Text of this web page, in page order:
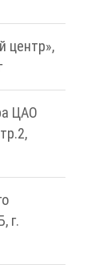
центр»,
ЦАО
г.